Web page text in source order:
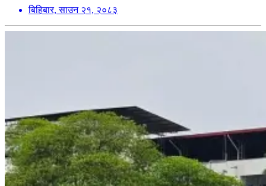
बिहिबार, साउन २१, २०८३